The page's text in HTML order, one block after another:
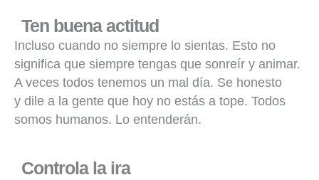
Ten buena actitud
Incluso cuando no siempre lo sientas. Esto no
significa que siempre tengas que sonreír y animar.
A veces todos tenemos un mal día. Se honesto
y dile a la gente que hoy no estás a tope. Todos
somos humanos. Lo entenderán.
Controla la ira